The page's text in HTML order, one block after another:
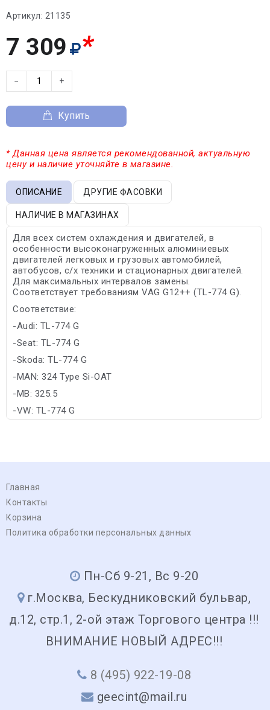
Артикул: 21135
7 309 *
− +
Купить
* Данная цена является рекомендованной, актуальную
цену и наличие уточняйте в магазине.
ОПИСАНИЕ ДРУГИЕ ФАСОВКИ
НАЛИЧИЕ В МАГАЗИНАХ
Для всех систем охлаждения и двигателей, в
особенности высоконагруженных алюминиевых
двигателей легковых и грузовых автомобилей,
автобусов, с/х техники и стационарных двигателей.
Для максимальных интервалов замены.
Соответствует требованиям VAG G12++ (TL-774 G).
Соответствие:
-Audi: TL-774 G
-Seat: TL-774 G
-Skoda: TL-774 G
-MAN: 324 Type Si-OAT
-MB: 325.5
-VW: TL-774 G
Главная
Контакты
Корзина
Политика обработки персональных данных
Пн-Сб 9-21, Вс 9-20
г.Москва, Бескудниковский бульвар,
д.12, стр.1, 2-ой этаж Торгового центра !!!
ВНИМАНИЕ НОВЫЙ АДРЕС!!!
8 (495) 922-19-08
geecint@mail.ru